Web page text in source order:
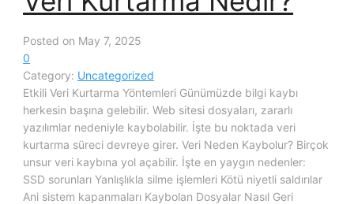
Posted on May 7, 2025
0
Category: Uncategorized
Etkili Veri Kurtarma Yöntemleri Günümüzde bilgi kaybı
herkesin başına gelebilir. Web sitesi dosyaları, zararlı
yazılımlar nedeniyle kaybolabilir. İşte bu noktada veri
kurtarma süreci devreye girer. Veri Neden Kaybolur? Birçok
unsur veri kaybına yol açabilir. İşte en yaygın nedenler:
SSD sorunları Yanlışlıkla silme işlemleri Kötü niyetli saldırılar
Ani sistem kapanmaları Kaybolan Dosyalar Nasıl Geri